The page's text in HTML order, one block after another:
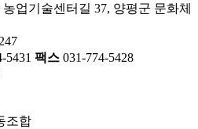
업기술센터길 37, 양평군 문화체
5431 팩스 031-774-5428
조합